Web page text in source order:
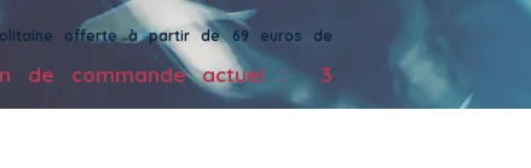
offerte à partir de 69 euros de
de commande actuel : 3